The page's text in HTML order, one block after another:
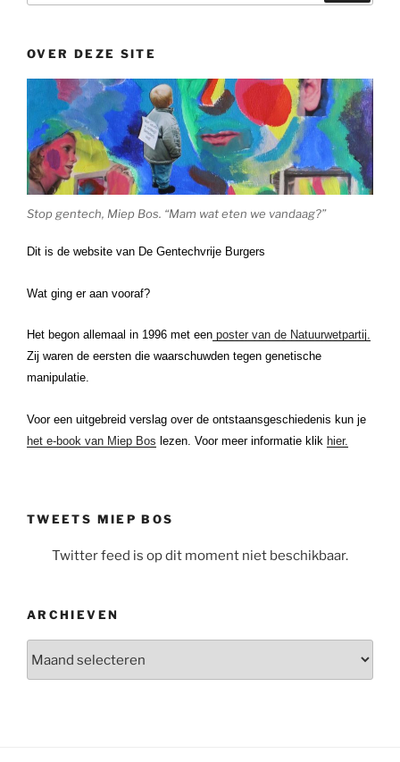
OVER DEZE SITE
Stop gentech, Miep Bos. “Mam wat eten we vandaag?”
Dit is de website van De Gentechvrije Burgers
Wat ging er aan vooraf?
Het begon allemaal in 1996 met een poster van de Natuurwetpartij.
Zij waren de eersten die waarschuwden tegen genetische
manipulatie.
Voor een uitgebreid verslag over de ontstaansgeschiedenis kun je
het e-book van Miep Bos lezen. Voor meer informatie klik hier.
TWEETS MIEP BOS
Twitter feed is op dit moment niet beschikbaar.
ARCHIEVEN